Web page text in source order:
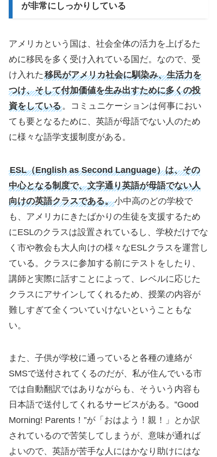
が非常にしっかりしている
アメリカという国は、社会全体の活力を上げるた
めに移民を多く受け入れている国だ。なので、受
け入れた移民がアメリカ社会に馴染み、生活力を
つけ、そして付加価値を生み出すために多くの投
資をしている。コミュニケーションは何事におい
ても要となるために、英語が母語でない人のため
に様々な語学支援制度がある。
ESL（English as Second Language）は、その
中心となる制度で、文字通り英語が母語でない人
向けの英語クラスである。小中高のどの学校で
も、アメリカにきたばかりの生徒を支援するため
にESLのクラスは設置されているし、学校だけでな
く市や教会も大人向けの様々なESLクラスを運営し
ている。クラスに参加する前にテストをしたり、
講師と実際に話すことによって、レベルに応じた
クラスにアサインしてくれるため、授業の内容が
難しすぎて全くついていけないということもな
い。
また、子供が学校に通っていると各種の連絡が
SMSで送付されてくるのだが、私が住んでいる市
では自動翻訳ではありながらも、そういう内容も
日本語で送付してくれるサービスがある。”Good
Morning! Parents！”が「おはよう！親！」とか訳
されているので苦笑してしまうが、意味が通れば
よいので、英語が苦手な人にはかなり助けにはな